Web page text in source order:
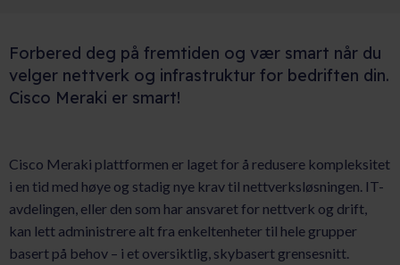
Forbered deg på fremtiden og vær smart når du
velger nettverk og infrastruktur for bedriften din.
Cisco Meraki er smart!
Cisco Meraki plattformen er laget for å redusere kompleksitet
i en tid med høye og stadig nye krav til nettverksløsningen. IT-
avdelingen, eller den som har ansvaret for nettverk og drift,
kan lett administrere alt fra enkeltenheter til hele grupper
basert på behov – i et oversiktlig, skybasert grensesnitt.